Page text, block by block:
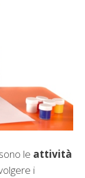
le attività
i